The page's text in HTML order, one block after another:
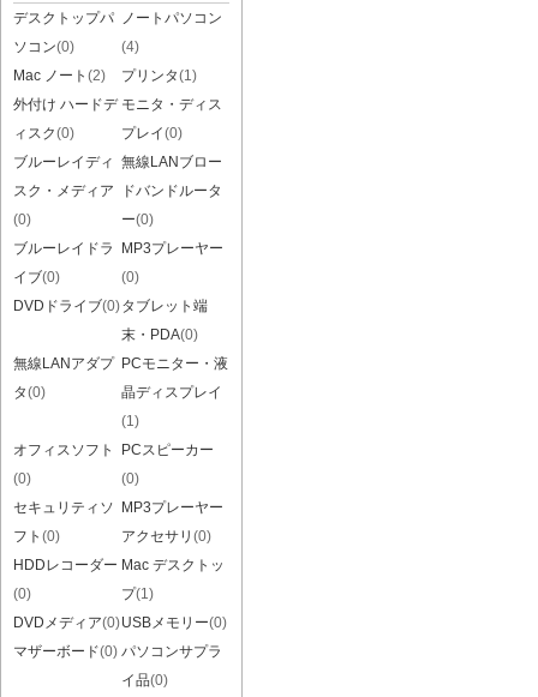
デスクトップパ
ソコン(0)
ノートパソコン
(4)
Mac ノート (2) プリンタ(1)
外付け ハードデ
ィスク(0)
モニタ・ディス
プレイ(0)
ブルーレイディ
スク・メディア
(0)
無線LANブロー
ドバンドルータ
ー(0)
ブルーレイドラ
イブ(0)
MP3プレーヤー
(0)
DVDドライブ(0)タブレット端
末・PDA(0)
無線LANアダプ
タ(0)
PCモニター・液
晶ディスプレイ
(1)
オフィスソフト
(0)
PCスピーカー
(0)
セキュリティソ
フト (0)
MP3プレーヤー
アクセサリ (0)
HDDレコーダー
(0)
Mac デスクトッ
プ(1)
DVDメディア(0)USBメモリー(0)
マザーボード(0) パソコンサプラ
イ品(0)